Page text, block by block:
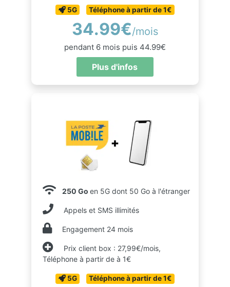
5G Téléphone à partir de 1€
34.99€/mois
pendant 6 mois puis 44.99€
Plus d'infos
250 Go en 5G dont 50 Go à l'étranger
Appels et SMS illimités
Engagement 24 mois
Prix client box : 27,99€/mois,
Téléphone à partir de à 1€
5G Téléphone à partir de 1€